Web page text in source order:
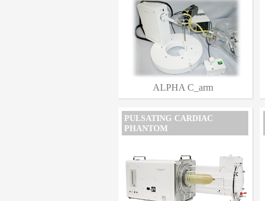
ALPHA C_arm
PULSATING CARDIAC
PHANTOM